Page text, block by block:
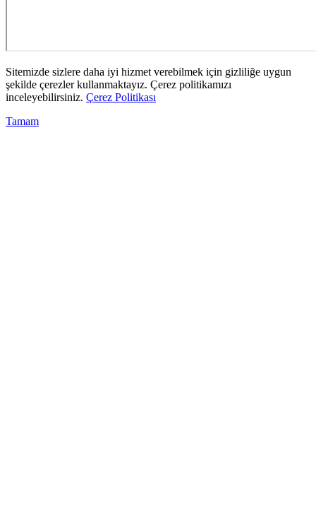
Sitemizde sizlere daha iyi hizmet verebilmek için gizliliğe uygun
şekilde çerezler kullanmaktayız. Çerez politikamızı
inceleyebilirsiniz. Çerez Politikası
Tamam